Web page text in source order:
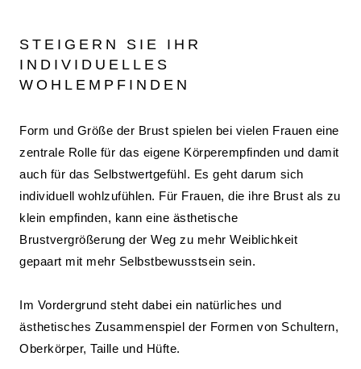
STEIGERN SIE IHR
INDIVIDUELLES
WOHLEMPFINDEN
Form und Größe der Brust spielen bei vielen Frauen eine
zentrale Rolle für das eigene Körperempfinden und damit
auch für das Selbstwertgefühl. Es geht darum sich
individuell wohlzufühlen. Für Frauen, die ihre Brust als zu
klein empfinden, kann eine ästhetische
Brustvergrößerung der Weg zu mehr Weiblichkeit
gepaart mit mehr Selbstbewusstsein sein.
Im Vordergrund steht dabei ein natürliches und
ästhetisches Zusammenspiel der Formen von Schultern,
Oberkörper, Taille und Hüfte.